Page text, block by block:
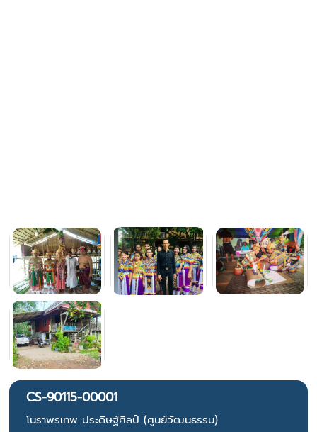
CS-90115-00001
โนราพรเทพ ประดิษฐ์ศิลป์ (ศูนย์วัฒนธรรม)